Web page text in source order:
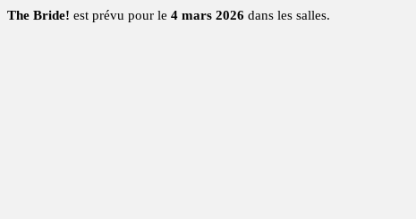
The Bride! est prévu pour le 4 mars 2026 dans les salles.